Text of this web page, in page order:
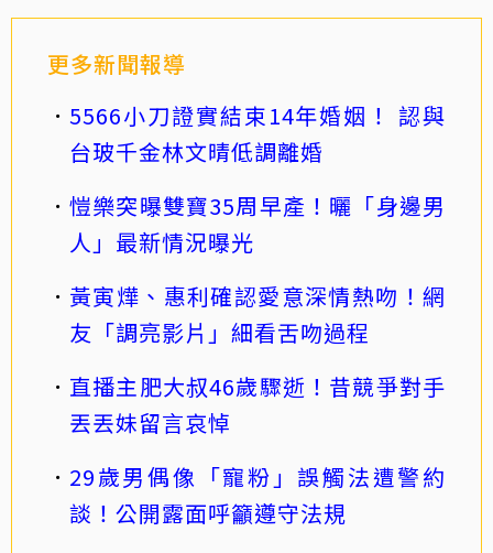
更多新聞報導
5566小刀證實結束14年婚姻！ 認與
台玻千金林文晴低調離婚
愷樂突曝雙寶35周早產！曬「身邊男
人」最新情況曝光
黃寅燁、惠利確認愛意深情熱吻！網
友「調亮影片」細看舌吻過程
直播主肥大叔46歲驟逝！昔競爭對手
丟丟妹留言哀悼
29歲男偶像「寵粉」誤觸法遭警約
談！公開露面呼籲遵守法規